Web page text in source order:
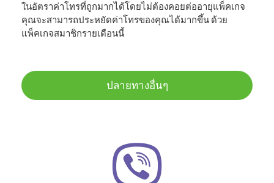
ในอัตราค่าโทรที่ถูกมากได้โดยไม่ต้องคอยต่ออายุแพ็คเกจ
คุณจะสามารถประหยัดค่าโทรของคุณได้มากขึ้น ด้วย
แพ็คเกจสมาชิกรายเดือนนี้
ปลายทางอื่นๆ